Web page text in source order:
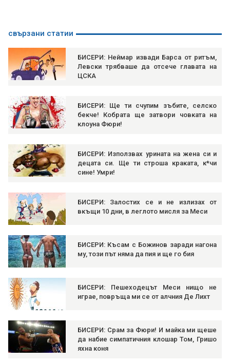
свързани статии
БИСЕРИ: Неймар извади Барса от ритъм,
Левски трябваше да отсече главата на
ЦСКА
БИСЕРИ: Ще ти счупим зъбите, селско
бекче! Кобрата ще затвори човката на
клоуна Фюри!
БИСЕРИ: Използвах урината на жена си и
децата си. Ще ти строша краката, к*чи
сине! Умри!
БИСЕРИ: Залостих се и не излизах от
вкъщи 10 дни, в леглото мисля за Меси
БИСЕРИ: Късам с Божинов заради нагона
му, този път няма да пия и ще го бия
БИСЕРИ: Пешеходецът Меси нищо не
играе, повръща ми се от алчния Де Лихт
БИСЕРИ: Срам за Фюри! И майка ми щеше
да набие симпатичния клошар Том, Гришо
яхна коня